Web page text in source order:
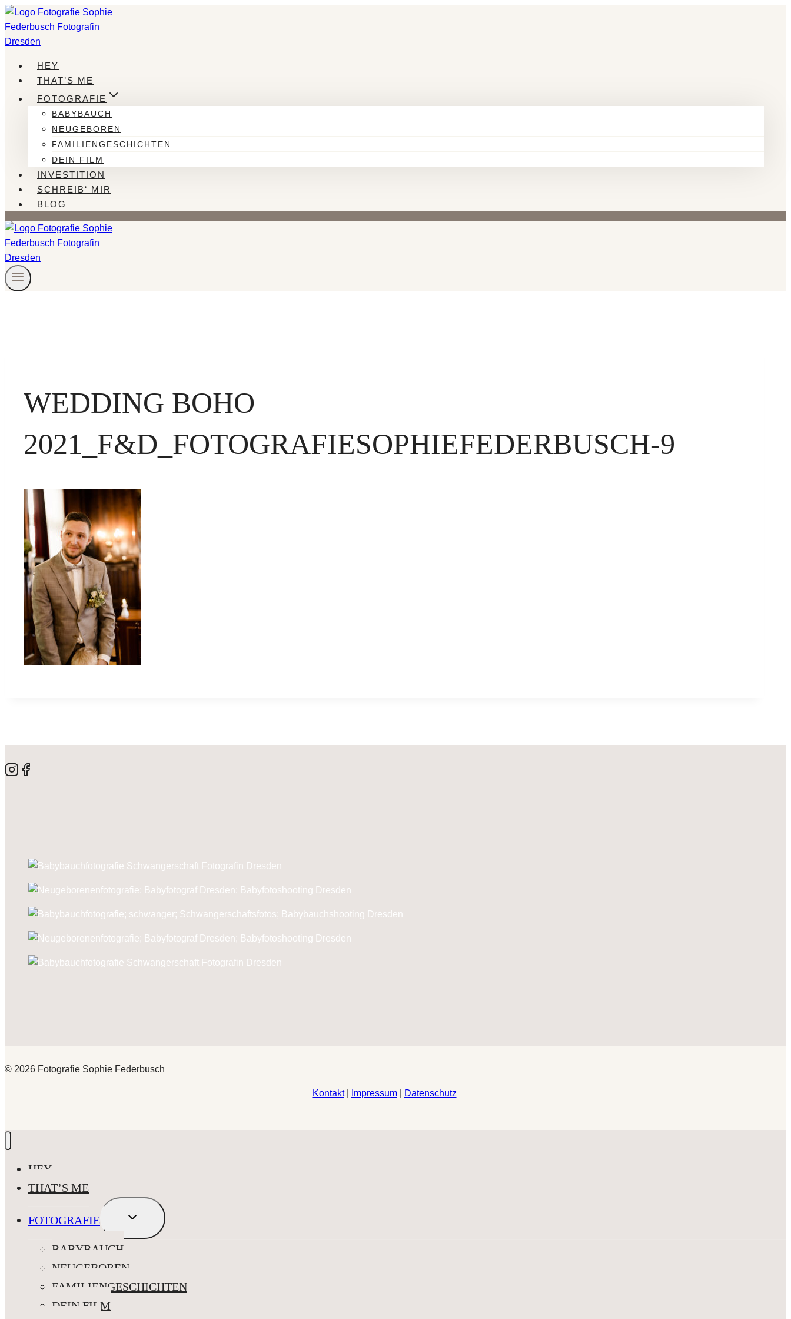
Zum
Inhalt
springen
HEY
THAT’S ME
FOTOGRAFIE
BABYBAUCH
NEUGEBOREN
FAMILIENGESCHICHTEN
DEIN FILM
INVESTITION
SCHREIB‘ MIR
BLOG
WEDDING BOHO
2021_F&D_FOTOGRAFIESOPHIEFEDERBUSCH-9
© 2026 Fotografie Sophie Federbusch
Kontakt| Impressum| Datenschutz
HEY
THAT’S ME
FOTOGRAFIE
UNTERMENÜ
UMSCHALTEN
BABYBAUCH
NEUGEBOREN
FAMILIENGESCHICHTEN
DEIN FILM